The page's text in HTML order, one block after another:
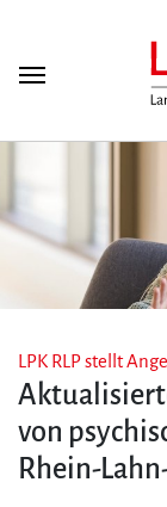
LPK RLP stellt
von
Rhein-